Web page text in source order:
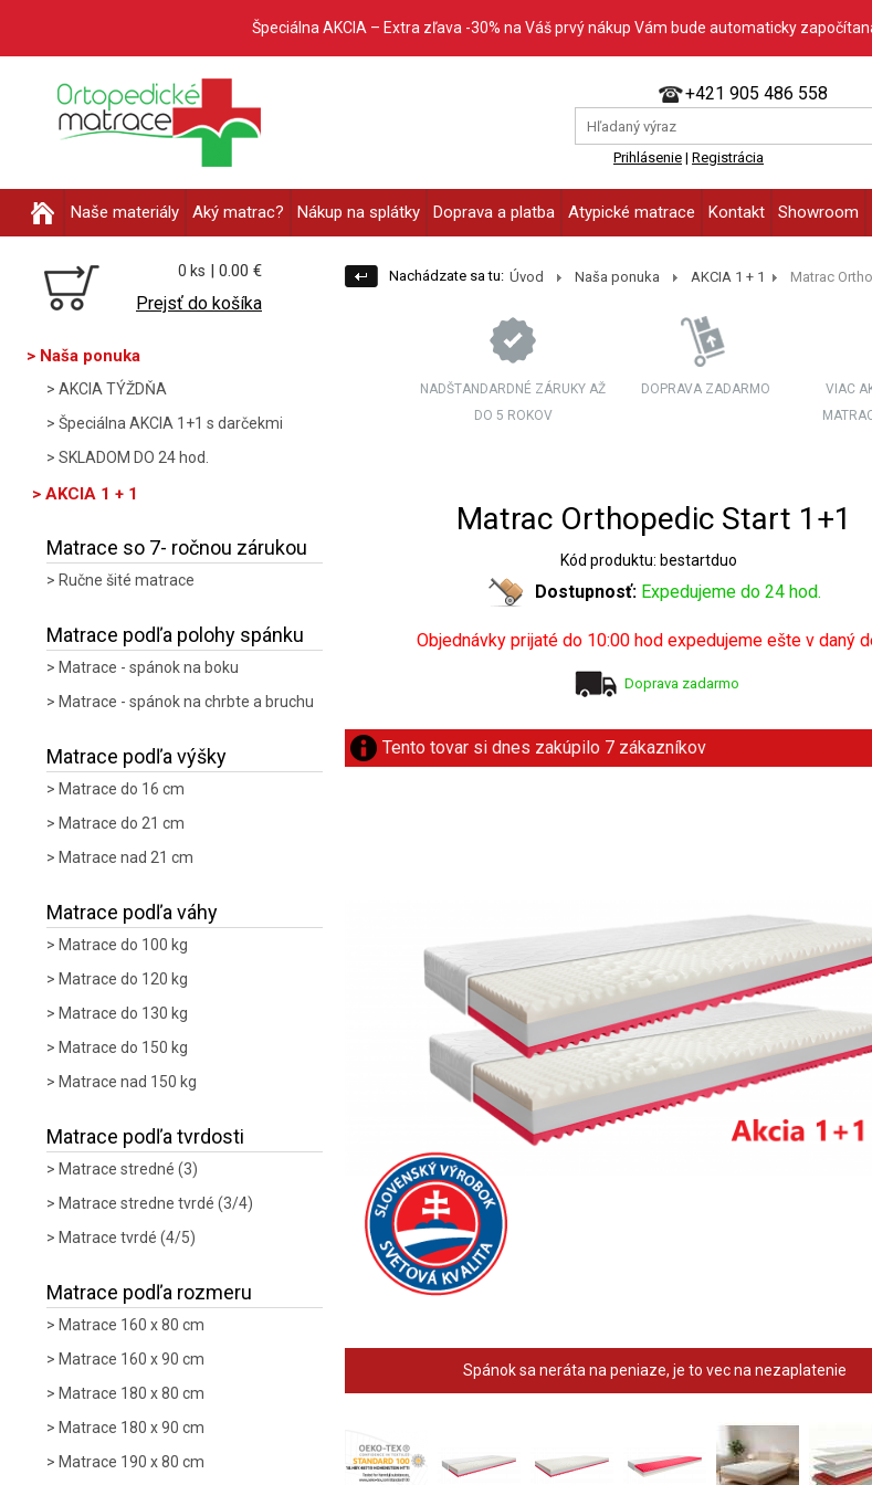
Špeciálna AKCIA – Extra zľava -30% na Váš prvý nákup Vám bude automaticky
+421 905 486 558
Prihlásenie | Registrácia
Naše materiály Aký matrac? Nákup na splátky Doprava a platba Atypické matrace Kontakt Showroom
0 ks | 0.00 €
Prejsť do košíka
Naša ponuka
AKCIA TÝŽDŇA
Špeciálna AKCIA 1+1 s darčekmi
SKLADOM DO 24 hod.
AKCIA 1 + 1
Matrace so 7- ročnou zárukou
Ručne šité matrace
Matrace podľa polohy spánku
Matrace - spánok na boku
Matrace - spánok na chrbte a bruchu
Matrace podľa výšky
Matrace do 16 cm
Matrace do 21 cm
Matrace nad 21 cm
Matrace podľa váhy
Matrace do 100 kg
Matrace do 120 kg
Matrace do 130 kg
Matrace do 150 kg
Matrace nad 150 kg
Matrace podľa tvrdosti
Matrace stredné (3)
Matrace stredne tvrdé (3/4)
Matrace tvrdé (4/5)
Matrace podľa rozmeru
Matrace 160 x 80 cm
Matrace 160 x 90 cm
Matrace 180 x 80 cm
Matrace 180 x 90 cm
Matrace 190 x 80 cm
Nachádzate sa tu: Úvod Naša ponuka AKCIA 1 + 1 Matrac
NADŠTANDARDNÉ ZÁRUKY AŽ
DO 5 ROKOV
DOPRAVA ZADARMO
VIAC
Matrac Orthopedic Start 1+1
Kód produktu: bestartduo
Dostupnosť: Expedujeme do 24 hod.
Objednávky prijaté do 10:00 hod expedujeme ešte v daný
Doprava zadarmo
Tento tovar si dnes zakúpilo 7 zákazníkov
Spánok sa neráta na peniaze, je to vec na nezaplatenie